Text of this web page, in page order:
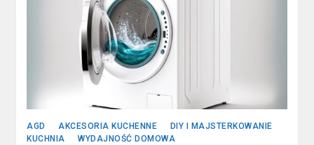
AGD AKCESORIA KUCHENNE
DIY I MAJSTERKOWANIE
KUCHNIA
WYDAJNOŚĆ DOMOWA